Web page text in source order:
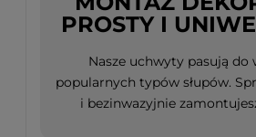
PROSTY I
Nasze uchwyty pasują do
popularnych typów słupów.
i bezinwazyjnie